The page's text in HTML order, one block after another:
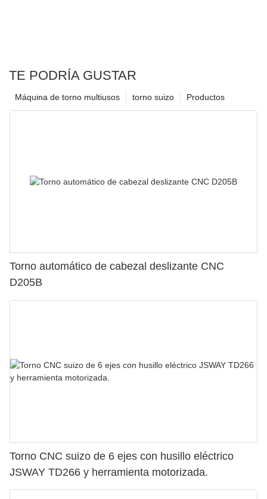
TE PODRÍA GUSTAR
Productos
torno suizo
Máquina de torno multiusos
Torno automático de cabezal deslizante CNC
D205B
Torno CNC suizo de 6 ejes con husillo eléctrico
JSWAY TD266 y herramienta motorizada.